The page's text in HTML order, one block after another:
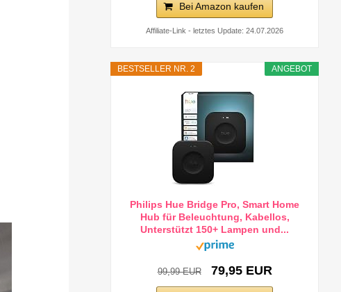
Bei Amazon kaufen
Affiliate-Link - letztes Update: 24.07.2026
ANGEBOT
BESTSELLER NR. 2
Philips Hue Bridge Pro, Smart Home
Hub für Beleuchtung, Kabellos,
Unterstützt 150+ Lampen und...
99,99 EUR 79,95 EUR